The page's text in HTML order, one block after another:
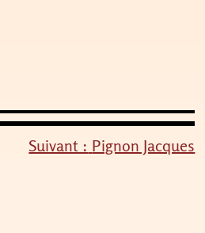
Suivant : Pignon Jacques